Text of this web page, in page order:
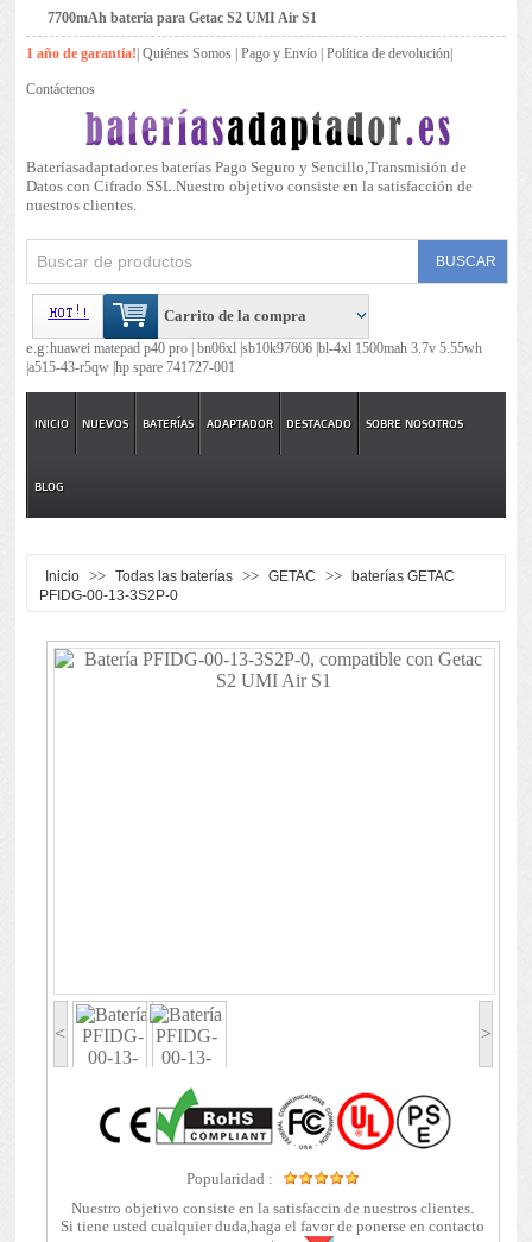
7700mAh batería para Getac S2 UMI Air S1
1 año de garantía! |Quiénes Somos |Pago y Envío |Política de devolución
Contáctenos
Bateríasadaptador.es baterías Pago Seguro y Sencillo,Transmisión de
Datos con Cifrado SSL.Nuestro objetivo consiste en la satisfacción de
nuestros clientes.
Carrito de la compra
e.g:huawei matepad p40 pro |bn06xl |sb10k97606 |bl-4xl 1500mah 3.7v 5.55wh
|a515-43-r5qw |hp spare 741727-001
INICIO NUEVOS BATERÍAS ADAPTADOR DESTACADO SOBRE NOSOTROS
BLOG
Inicio >> Todas las baterías >> GETAC >>
baterías GETAC
PFIDG-00-13-3S2P-0
< >
Popularidad :
Nuestro objetivo consiste en la satisfaccin de nuestros clientes.
Si tiene usted cualquier duda,haga el favor de ponerse en contacto